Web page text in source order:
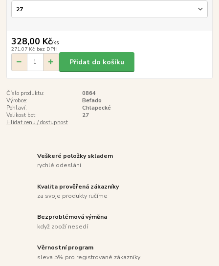
328,00 Kč/ks
271,07 Kč bez DPH
Přidat do košíku
Číslo produktu:
0864
Výrobce:
Befado
Pohlaví:
Chlapecké
Velikost bot:
27
Hlídat cenu / dostupnost
Veškeré položky skladem
rychlé odeslání
Kvalita prověřená zákazníky
za svoje produkty ručíme
Bezproblémová výměna
když zboží nesedí
Věrnostní program
sleva 5% pro registrované zákazníky